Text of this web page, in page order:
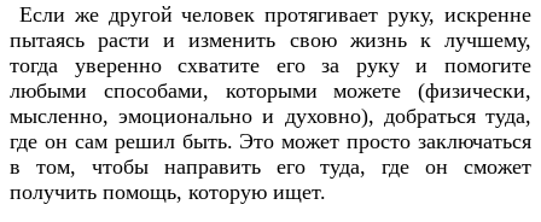
Если же другой человек протягивает руку, искренне
пытаясь расти и изменить свою жизнь к лучшему,
тогда уверенно схватите его за руку и помогите
любыми способами, которыми можете (физически,
мысленно, эмоционально и духовно), добраться туда,
где он сам решил быть. Это может просто заключаться
в том, чтобы направить его туда, где он сможет
получить помощь, которую ищет.